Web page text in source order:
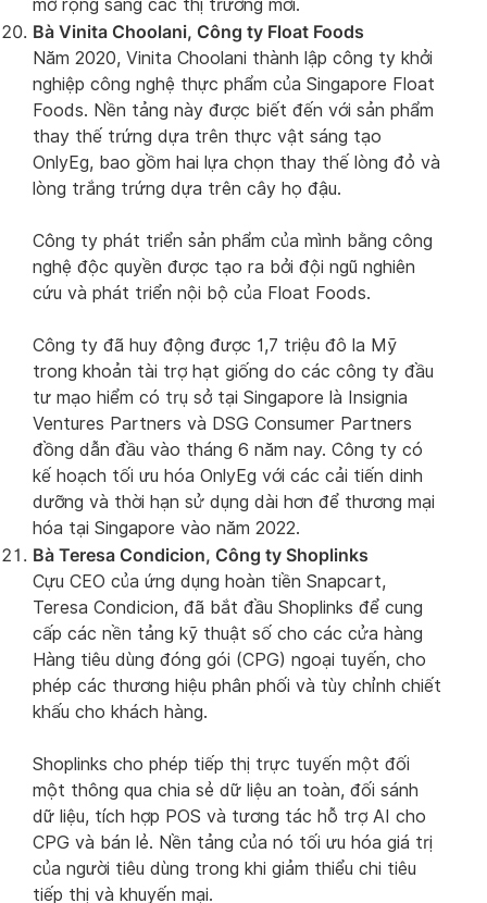
mở rộng sang các thị trường mới.
Bà Vinita Choolani, Công ty Float Foods
Năm 2020, Vinita Choolani thành lập công ty khởi
nghiệp công nghệ thực phẩm của Singapore Float
Foods. Nền tảng này được biết đến với sản phẩm
thay thế trứng dựa trên thực vật sáng tạo
OnlyEg, bao gồm hai lựa chọn thay thế lòng đỏ và
lòng trắng trứng dựa trên cây họ đậu.
Công ty phát triển sản phẩm của mình bằng công
nghệ độc quyền được tạo ra bởi đội ngũ nghiên
cứu và phát triển nội bộ của Float Foods.
Công ty đã huy động được 1,7 triệu đô la Mỹ
trong khoản tài trợ hạt giống do các công ty đầu
tư mạo hiểm có trụ sở tại Singapore là Insignia
Ventures Partners và DSG Consumer Partners
đồng dẫn đầu vào tháng 6 năm nay. Công ty có
kế hoạch tối ưu hóa OnlyEg với các cải tiến dinh
dưỡng và thời hạn sử dụng dài hơn để thương mại
hóa tại Singapore vào năm 2022.
Bà Teresa Condicion, Công ty Shoplinks
Cựu CEO của ứng dụng hoàn tiền Snapcart,
Teresa Condicion, đã bắt đầu Shoplinks để cung
cấp các nền tảng kỹ thuật số cho các cửa hàng
Hàng tiêu dùng đóng gói (CPG) ngoại tuyến, cho
phép các thương hiệu phân phối và tùy chỉnh chiết
khấu cho khách hàng.
Shoplinks cho phép tiếp thị trực tuyến một đối
một thông qua chia sẻ dữ liệu an toàn, đối sánh
dữ liệu, tích hợp POS và tương tác hỗ trợ AI cho
CPG và bán lẻ. Nền tảng của nó tối ưu hóa giá trị
của người tiêu dùng trong khi giảm thiểu chi tiêu
tiếp thị và khuyến mại.